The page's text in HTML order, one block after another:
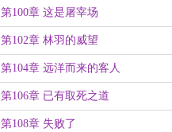
第100章 这是屠宰场
第102章 林羽的威望
第104章 远洋而来的客人
第106章 已有取死之道
第108章 失败了